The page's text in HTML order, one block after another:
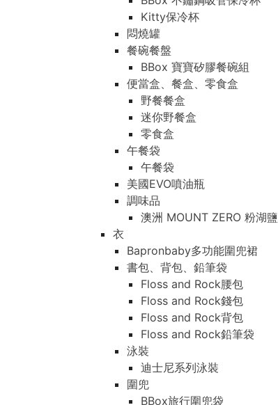
Kitty保冷杯
悶燒罐
餐碗餐盤
BBox 寶寶矽膠餐碗組
便當盒、餐盒、零食盒
野餐餐盒
迷你野餐盒
零食盒
午餐袋
午餐袋
美國EVO噴油瓶
調味品
澳洲 MOUNT ZERO 粉湖鹽
衣
Bapronbaby多功能圍兜裙
書包、背包、鉛筆袋
Floss and Rock腰包
Floss and Rock錢包
Floss and Rock背包
Floss and Rock鉛筆袋
泳裝
迪士尼系列泳裝
圍兜
BBox旅行圍兜袋